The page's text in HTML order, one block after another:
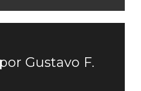
Gustavo F.